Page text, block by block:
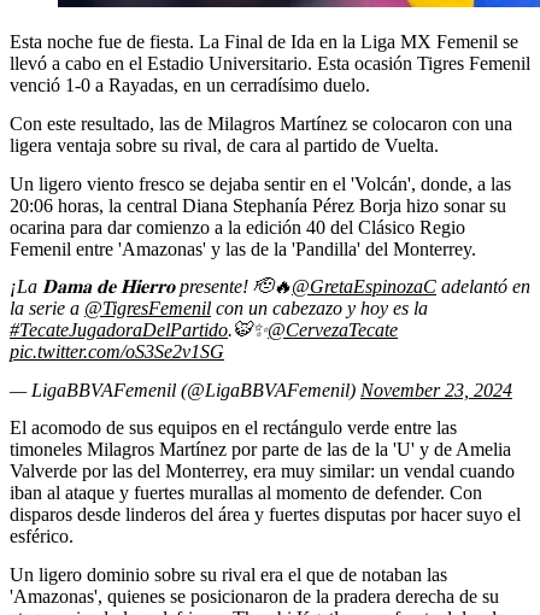
Esta noche fue de fiesta. La Final de Ida en la Liga MX Femenil se
llevó a cabo en el Estadio Universitario. Esta ocasión Tigres Femenil
venció 1-0 a Rayadas, en un cerradísimo duelo.
Con este resultado, las de Milagros Martínez se colocaron con una
ligera ventaja sobre su rival, de cara al partido de Vuelta.
Un ligero viento fresco se dejaba sentir en el 'Volcán', donde, a las
20:06 horas, la central Diana Stephanía Pérez Borja hizo sonar su
ocarina para dar comienzo a la edición 40 del Clásico Regio
Femenil entre 'Amazonas' y las de la 'Pandilla' del Monterrey.
¡La 𝐃𝐚𝐦𝐚 𝐝𝐞 𝐇𝐢𝐞𝐫𝐫𝐨 presente! 🫡🔥@GretaEspinozaC adelantó en
la serie a @TigresFemenil con un cabezazo y hoy es la
#TecateJugadoraDelPartido.🐯✨@CervezaTecate
pic.twitter.com/oS3Se2v1SG
— LigaBBVAFemenil (@LigaBBVAFemenil) November 23, 2024
El acomodo de sus equipos en el rectángulo verde entre las
timoneles Milagros Martínez por parte de las de la 'U' y de Amelia
Valverde por las del Monterrey, era muy similar: un vendal cuando
iban al ataque y fuertes murallas al momento de defender. Con
disparos desde linderos del área y fuertes disputas por hacer suyo el
esférico.
Un ligero dominio sobre su rival era el que de notaban las
'Amazonas', quienes se posicionaron de la pradera derecha de su